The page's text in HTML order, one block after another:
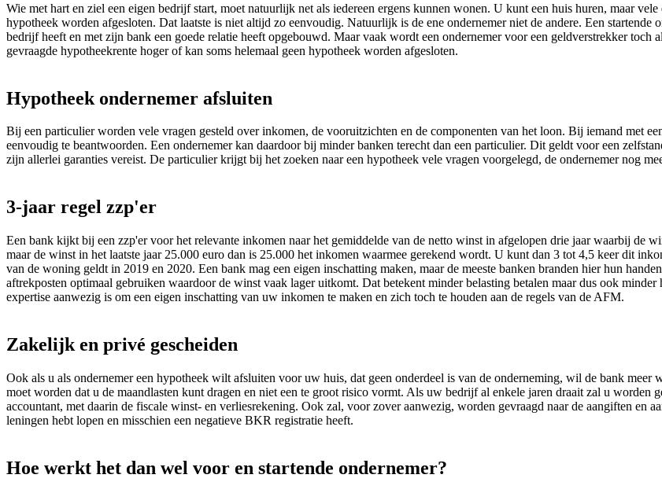
Wie met hart en ziel een eigen bedrijf start, moet natuurlijk net als iedereen ergens kunnen wonen. U kunt een huis huren, maar
hypotheek worden afgesloten. Dat laatste is niet altijd zo eenvoudig. Natuurlijk is de ene ondernemer niet de andere. Een
bedrijf heeft en met zijn bank een goede relatie heeft opgebouwd. Maar vaak wordt een ondernemer voor een geldverstrekker toch
gevraagde hypotheekrente hoger of kan soms helemaal geen hypotheek worden afgesloten.
Hypotheek ondernemer afsluiten
Bij een particulier worden vele vragen gesteld over inkomen, de vooruitzichten en de componenten van het loon. Bij iemand met
eenvoudig te beantwoorden. Een ondernemer kan daardoor bij minder banken terecht dan een particulier. Dit geldt voor een
zijn allerlei garanties vereist. De particulier krijgt bij het zoeken naar een hypotheek vele vragen voorgelegd, de ondernemer nog
3-jaar regel zzp'er
Een bank kijkt bij een zzp'er voor het relevante inkomen naar het gemiddelde van de netto winst in afgelopen drie jaar waarbij de
maar de winst in het laatste jaar 25.000 euro dan is 25.000 het inkomen waarmee gerekend wordt. U kunt dan 3 tot 4,5 keer dit
van de woning geldt in 2019 en 2020. Een bank mag een eigen inschatting maken, maar de meeste banken branden hier hun
aftrekposten optimaal gebruiken waardoor de winst vaak lager uitkomt. Dat betekent minder belasting betalen maar dus ook
expertise aanwezig is om een eigen inschatting van uw inkomen te maken en zich toch te houden aan de regels van de AFM.
Zakelijk en privé gescheiden
Ook als u als ondernemer een hypotheek wilt afsluiten voor uw huis, dat geen onderdeel is van de onderneming, wil de bank
moet worden dat u de maandlasten kunt dragen en niet een te groot risico vormt. Als uw bedrijf al enkele jaren draait zal u worden
accountant, met daarin de fiscale winst- en verliesrekening. Ook zal, voor zover aanwezig, worden gevraagd naar de aangiften en
leningen hebt lopen en misschien een negatieve BKR registratie heeft.
Hoe werkt het dan wel voor en startende ondernemer?